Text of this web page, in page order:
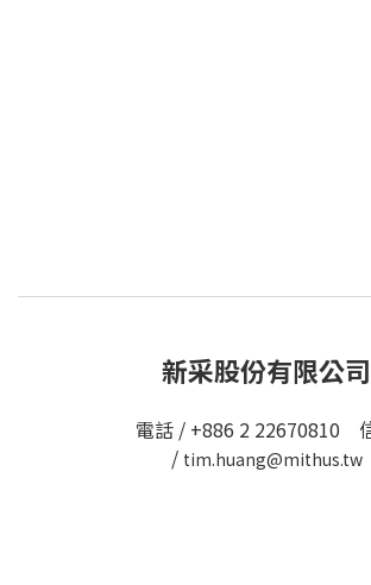
新采股份有限公司
電話 / +886 2 22670810
/ tim.huang@mithus.tw